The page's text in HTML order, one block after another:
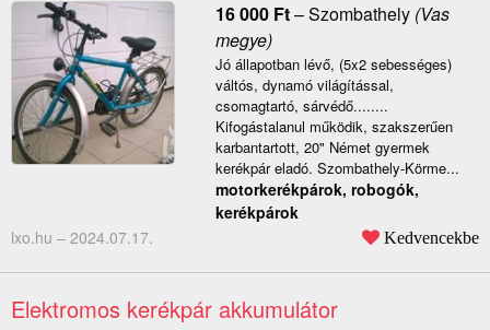
16 000 Ft–Szombathely(Vas
megye)
Jó állapotban lévő, (5x2 sebességes)
váltós, dynamó világítással,
csomagtartó, sárvédő........
Kifogástalanul működik, szakszerűen
karbantartott, 20" Német gyermek
kerékpár eladó. Szombathely-Körme...
motorkerékpárok, robogók,
kerékpárok
lxo.hu – 2024.07.17. Kedvencekbe
Elektromos kerékpár akkumulátor